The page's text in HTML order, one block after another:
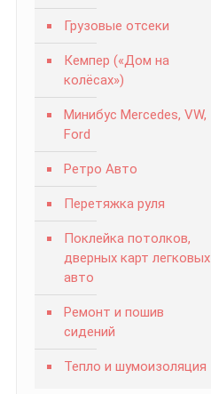
Грузовые отсеки
Кемпер («Дом на
колёсах»)
Минибус Mercedes, VW,
Ford
Ретро Авто
Перетяжка руля
Поклейка потолков,
дверных карт легковых
авто
Ремонт и пошив
сидений
Тепло и шумоизоляция